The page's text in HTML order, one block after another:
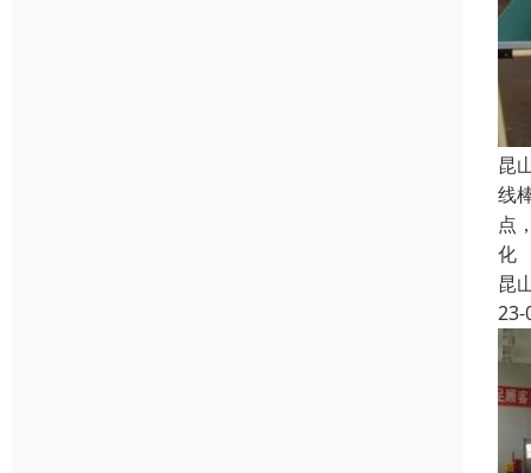
昆
线
点
化
昆
23-